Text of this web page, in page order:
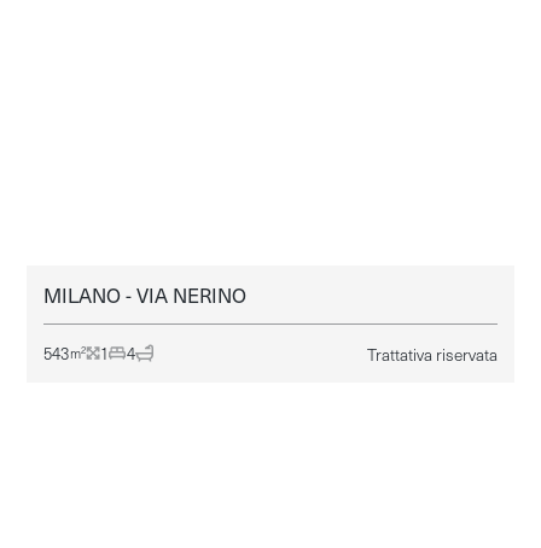
MILANO VENDITA
MILANO - VIA NERINO
543m2 1 4 Trattativa riservata